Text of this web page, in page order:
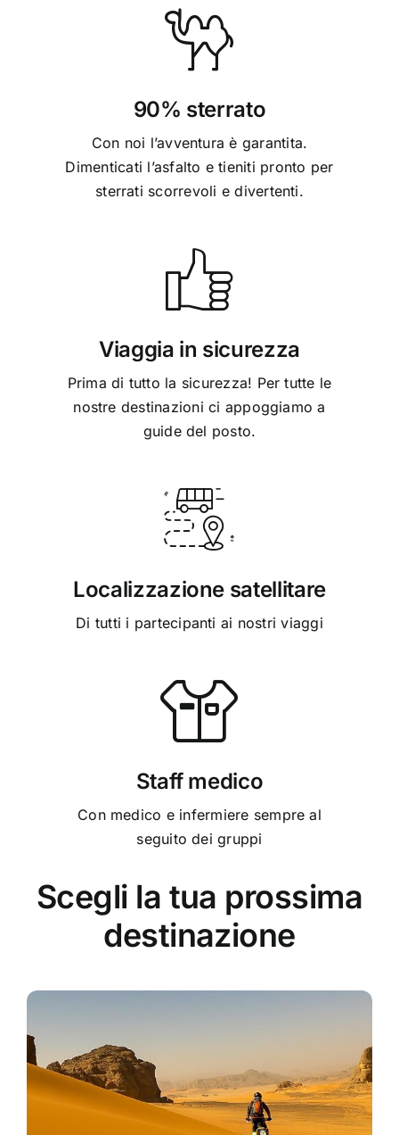
90% sterrato
Con noi l’avventura è garantita.
Dimenticati l’asfalto e tieniti pronto per
sterrati scorrevoli e divertenti.
Viaggia in sicurezza
Prima di tutto la sicurezza! Per tutte le
nostre destinazioni ci appoggiamo a
guide del posto.
Localizzazione satellitare
Di tutti i partecipanti ai nostri viaggi
Staff medico
Con medico e infermiere sempre al
seguito dei gruppi
Scegli la tua prossima
destinazione